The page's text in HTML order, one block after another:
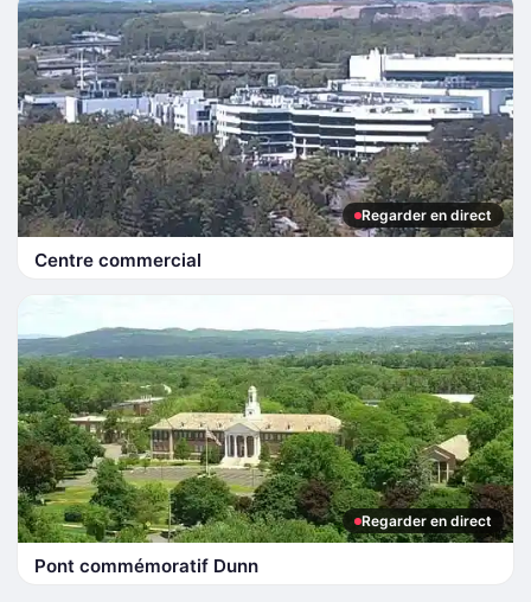
Regarder en direct
Centre commercial
Regarder en direct
Pont commémoratif Dunn